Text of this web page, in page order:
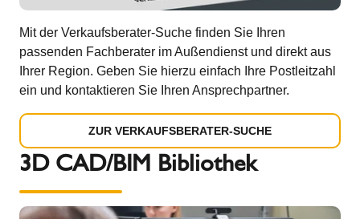
Mit der Verkaufsberater-Suche finden Sie Ihren
passenden Fachberater im Außendienst und direkt aus
Ihrer Region. Geben Sie hierzu einfach Ihre Postleitzahl
ein und kontaktieren Sie Ihren Ansprechpartner.
ZUR VERKAUFSBERATER-SUCHE
3D CAD/BIM Bibliothek